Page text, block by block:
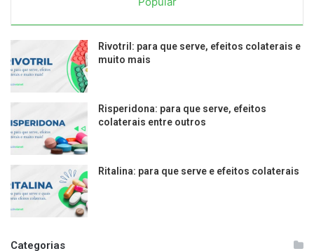
Rivotril: para que serve, efeitos colaterais e
muito mais
Risperidona: para que serve, efeitos
colaterais entre outros
Ritalina: para que serve e efeitos colaterais
Categorias